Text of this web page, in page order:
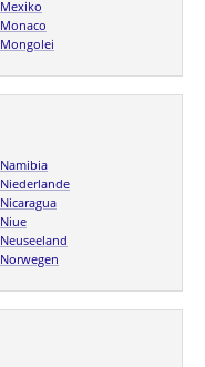
Mexiko
Monaco
Mongolei
Namibia
Niederlande
Nicaragua
Niue
Neuseeland
Norwegen